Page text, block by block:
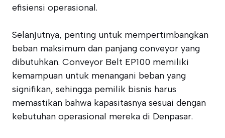
efisiensi operasional.
Selanjutnya, penting untuk mempertimbangkan
beban maksimum dan panjang conveyor yang
dibutuhkan. Conveyor Belt EP100 memiliki
kemampuan untuk menangani beban yang
signifikan, sehingga pemilik bisnis harus
memastikan bahwa kapasitasnya sesuai dengan
kebutuhan operasional mereka di Denpasar.